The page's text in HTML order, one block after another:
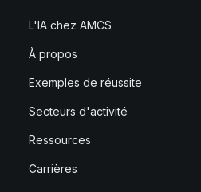
L'IA chez AMCS
À propos
Exemples de réussite
Secteurs d'activité
Ressources
Carrières